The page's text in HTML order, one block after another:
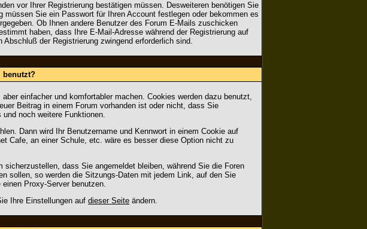
vor Ihrer Registrierung bestätigen müssen. Desweiteren benötigen Sie
Sie ein Passwort für Ihren Account festlegen oder bekommen es
Ob Ihnen andere Benutzer des Forum E-Mails zuschicken
haben, dass Ihre E-Mail-Adresse während der Registrierung auf
der Registrierung zwingend erforderlich sind.
benutzt?
einfacher und komfortabler machen. Cookies werden dazu benutzt,
Beitrag in einem Forum vorhanden ist oder nicht, dass Sie
noch weitere Funktionen.
Dann wird Ihr Benutzername und Kennwort in einem Cookie auf
Cafe, an einer Schule, etc. wäre es besser diese Option nicht zu
dass Sie angemeldet bleiben, während Sie die Foren
sollen, so werden die Sitzungs-Daten mit jedem Link, auf den Sie
Proxy-Server benutzen.
Ihre Einstellungen auf dieser Seite ändern.